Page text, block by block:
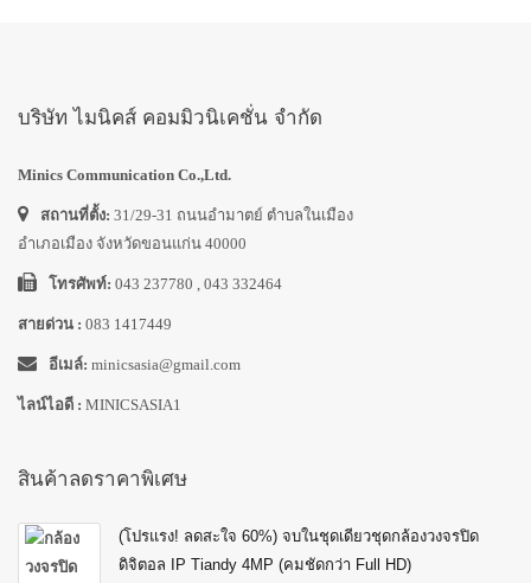
บริษัท ไมนิคส์ คอมมิวนิเคชั่น จำกัด
Minics Communication Co.,Ltd.
สถานที่ตั้ง: 31/29-31 ถนนอำมาตย์ ตำบลในเมือง
อำเภอเมือง จังหวัดขอนแก่น 40000
โทรศัพท์: 043 237780 , 043 332464
สายด่วน : 083 1417449
อีเมล์: minicsasia@gmail.com
ไลน์ไอดี : MINICSASIA1
สินค้าลดราคาพิเศษ
(โปรแรง! ลดสะใจ 60%) จบในชุดเดียวชุดกล้องวงจรปิด
ดิจิตอล IP Tiandy 4MP (คมชัดกว่า Full HD)